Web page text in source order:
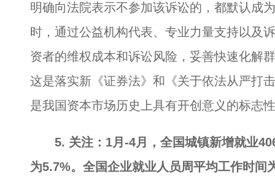
明确向法院表示不参加该诉讼的，都默认成
时，通过公益机构代表、专业力量支持以及
资者的维权成本和诉讼风险，妥善快速化解
这是落实新《证券法》和《关于依法从严打
是我国资本市场历史上具有开创意义的标志
5. 关注：1月-4月，全国城镇新增就业
为5.7%。全国企业就业人员周平均工作时间